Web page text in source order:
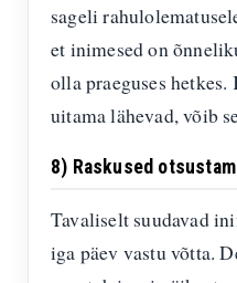
sageli
et inimesed on
olla praeguses
uitama lähevad, võib
8) Raskused
Tavaliselt suudavad
iga päev vastu võtta.